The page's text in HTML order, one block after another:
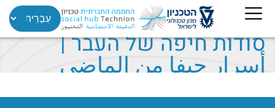
סודות חיפה של העבר |
أسرار حيفا من الماضي